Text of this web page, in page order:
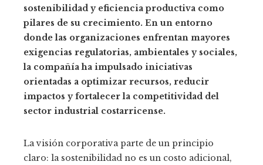
sostenibilidad y eficiencia productiva como
pilares de su crecimiento. En un entorno
donde las organizaciones enfrentan mayores
exigencias regulatorias, ambientales y sociales,
la compañía ha impulsado iniciativas
orientadas a optimizar recursos, reducir
impactos y fortalecer la competitividad del
sector industrial costarricense.
La visión corporativa parte de un principio
claro: la sostenibilidad no es un costo adicional,